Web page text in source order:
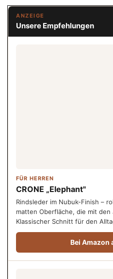
ANZEIGE
Unsere Empfehlungen
FÜR HERREN
CRONE „Elephant"
Rindsleder im Nubuk-Finish –
matten Oberfläche, die mit den
Klassischer Schnitt für den
Bei Amazon